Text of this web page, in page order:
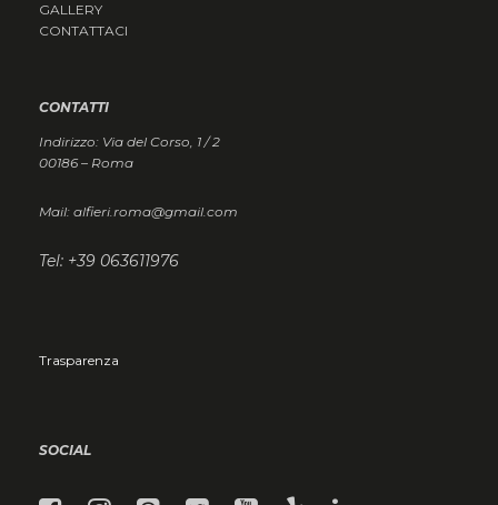
GALLERY
CONTATTACI
CONTATTI
Indirizzo: Via del Corso, 1 / 2
00186 – Roma
Mail: alfieri.roma@gmail.com
Tel: +39 063611976
Trasparenza
SOCIAL